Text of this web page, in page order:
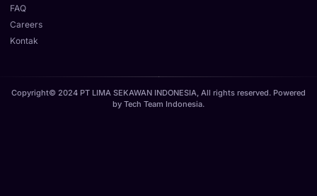
FAQ
Careers
Kontak
Copyright© 2024 PT LIMA SEKAWAN INDONESIA, All rights reserved. Powered
by Tech Team Indonesia.